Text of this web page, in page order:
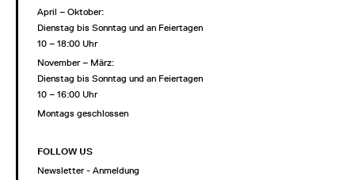
April – Oktober:
Dienstag bis Sonntag und an Feiertagen
10 – 18:00 Uhr
November – März:
Dienstag bis Sonntag und an Feiertagen
10 – 16:00 Uhr
Montags geschlossen
FOLLOW US
Newsletter - Anmeldung